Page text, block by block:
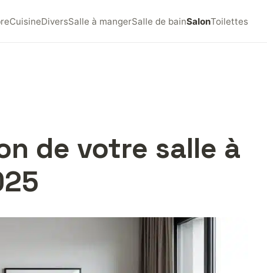
CuisineDiversSalle à mangerSalle de bainSalonToilettes
de votre salle à